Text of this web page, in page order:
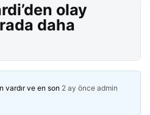
olay
daha
vardır ve en son 2 ay önce admin